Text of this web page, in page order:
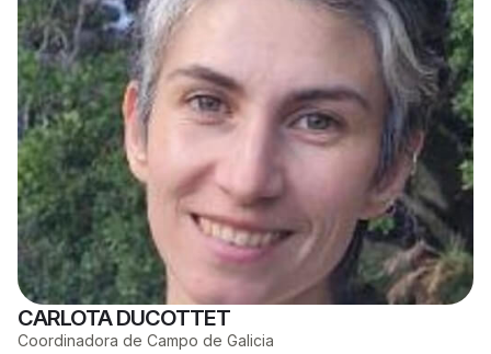
CARLOTA DUCOTTET
Coordinadora de Campo de Galicia